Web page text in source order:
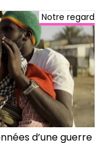
Notre regard
d’une guerre